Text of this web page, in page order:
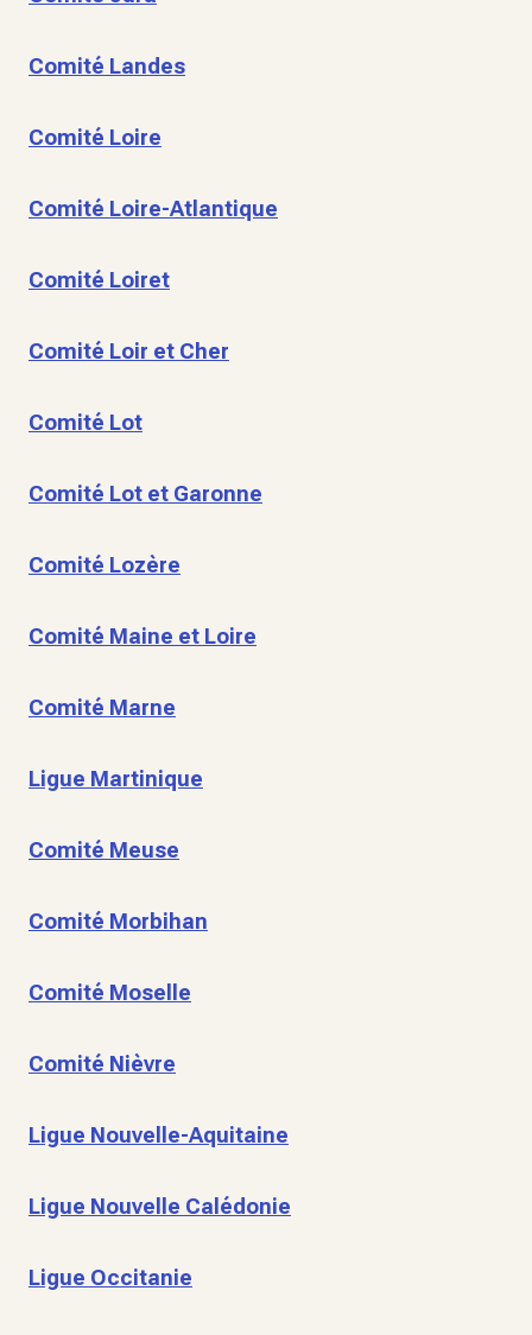
Comité Landes
Comité Loire
Comité Loire-Atlantique
Comité Loiret
Comité Loir et Cher
Comité Lot
Comité Lot et Garonne
Comité Lozère
Comité Maine et Loire
Comité Marne
Ligue Martinique
Comité Meuse
Comité Morbihan
Comité Moselle
Comité Nièvre
Ligue Nouvelle-Aquitaine
Ligue Nouvelle Calédonie
Ligue Occitanie